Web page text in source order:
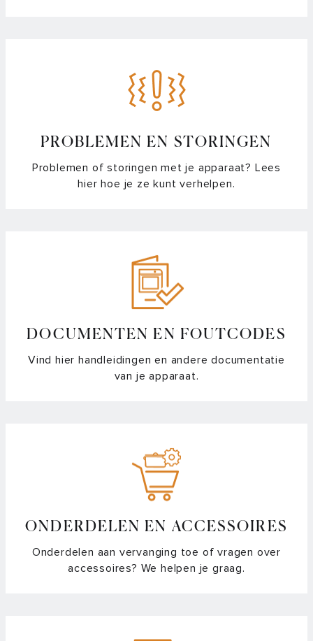
Hoe maak ik aluminium schoon?
Hoe maak ik de motor van mijn afzuigkap vetvrij?
Hoe maak ik mijn afzuigkap schoon?
Hoe reset ik het vetfilter indicatielampje van de afzuigkap?
Vragen over PlasmaMade filters
Wanneer vervang ik het filter van mijn afzuigkap?
Welke soorten filters zijn er voor afzuigkappen?
PROBLEMEN EN STORINGEN
Problemen of storingen met je apparaat? Lees
hier hoe je ze kunt verhelpen.
DOCUMENTEN EN FOUTCODES
Vind hier handleidingen en andere documentatie
van je apparaat.
ONDERDELEN EN ACCESSOIRES
Onderdelen aan vervanging toe of vragen over
accessoires? We helpen je graag.